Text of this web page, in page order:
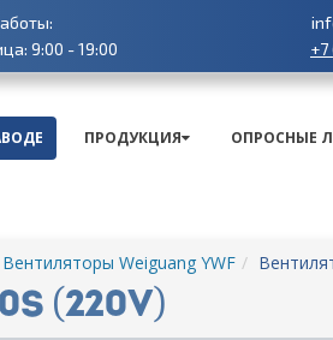
9:00 - 19:00
ПРОДУКЦИЯ ОПРОСНЫЕ
Вентиляторы Weiguang YWF
(220V)